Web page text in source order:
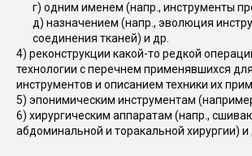
г) одним именем (напр., инструменты
д) назначением (напр., эволюция
соединения тканей) и др.
4) реконструкции какой-то редкой
технологии с перечнем применявшихся
инструментов и описанием техники их
5) эпонимическим инструментам
6) хирургическим аппаратам (напр.,
абдоминальной и торакальной хирургии) и